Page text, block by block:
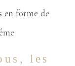
en forme de
les